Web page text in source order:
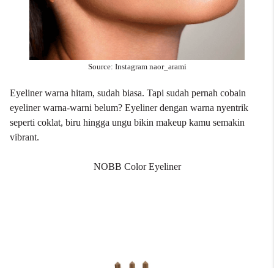
Source: Instagram naor_arami
Eyeliner warna hitam, sudah biasa. Tapi sudah pernah cobain
eyeliner warna-warni belum? Eyeliner dengan warna nyentrik
seperti coklat, biru hingga ungu bikin makeup kamu semakin
vibrant.
NOBB Color Eyeliner